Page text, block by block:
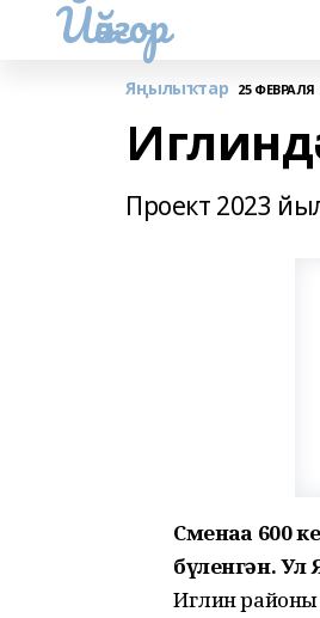
Йәйғор
Яңылыҡтар 25 ФЕВРАЛЯ
Проект 2023
Сменаға 600
бүленгән.
Иглин районы